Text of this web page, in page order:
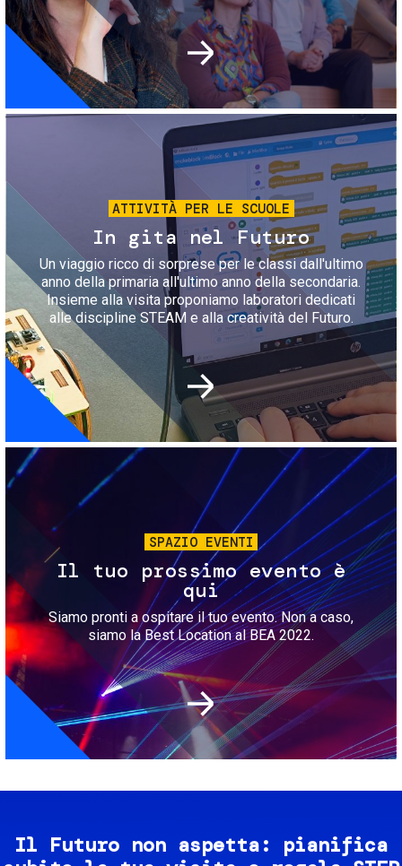
Immagine
ATTIVITÀ PER LE SCUOLE
In gita nel Futuro
Un viaggio ricco di sorprese per le classi dall'ultimo
anno della primaria all'ultimo anno della secondaria.
Insieme alla visita proponiamo laboratori dedicati
alle discipline STEAM e alla creatività del Futuro.
Immagine
SPAZIO EVENTI
Il tuo prossimo evento è
qui
Siamo pronti a ospitare il tuo evento. Non a caso,
siamo la Best Location al BEA 2022.
Il Futuro non aspetta: pianifica